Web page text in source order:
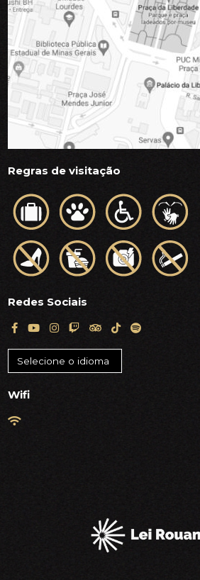
Regras de visitação
Redes Sociais
Wifi